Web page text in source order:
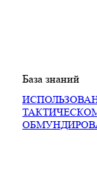
База знаний